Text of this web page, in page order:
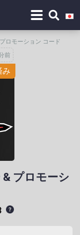
ロモーション コード
前
み
& プロモーシ